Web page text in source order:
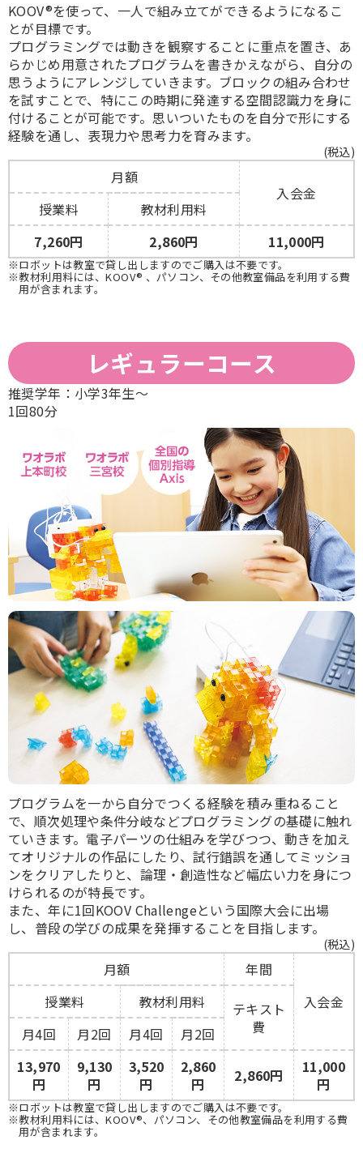
KOOV®を使って、一人で組み立てができるようになるこ
とが目標です。
プログラミングでは動きを観察することに重点を置き、あ
らかじめ用意されたプログラムを書きかえながら、自分の
思うようにアレンジしていきます。ブロックの組み合わせ
を試すことで、特にこの時期に発達する空間認識力を身に
付けることが可能です。思いついたものを自分で形にする
経験を通し、表現力や思考力を育みます。
(税込)
月額
入会金
授業料
教材利用料
7,260円
2,860円 11,000円
※ロボットは教室で貸し出しますのでご購入は不要です。
※教材利用料には、KOOV® 、パソコン、その他教室備品を利用する費
用が含まれます。
レギュラーコース
推奨学年： 小学3年生〜
1回80分
プログラムを一から自分でつくる経験を積み重ねること
で、順次処理や条件分岐などプログラミングの基礎に触れ
ていきます。電子パーツの仕組みを学びつつ、動きを加え
てオリジナルの作品にしたり、試行錯誤を通してミッショ
ンをクリアしたりと、論理・創造性など幅広い力を身につ
けられるのが特長です。
また、年に1回KOOV Challengeという国際大会に出場
し、普段の学びの成果を発揮することを目指します。
(税込)
月額
年間
入会金
授業料 教材利用料
テキスト
費
月4回 月2回 月4回
月2回
13,970
円
9,130
円
3,520
円
2,860
円
2,860円
11,000
円
※ロボットは教室で貸し出しますのでご購入は不要です。
※教材利用料には、KOOV®、パソコン、その他教室備品を利用する費
用が含まれます。